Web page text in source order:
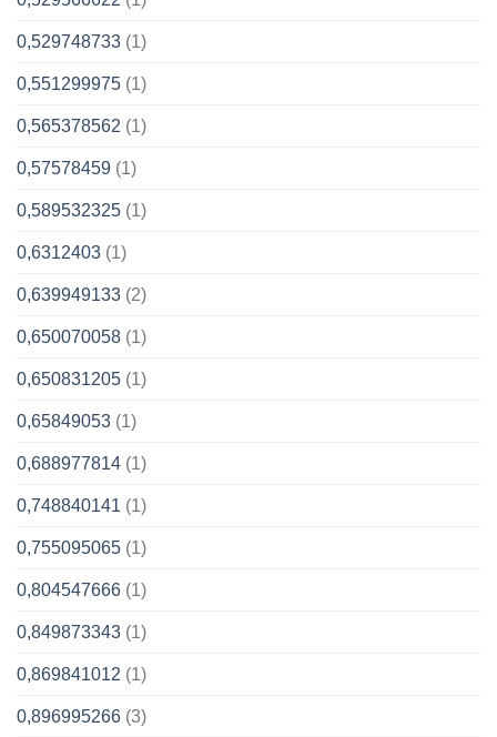
0,529748733 (1)
0,551299975 (1)
0,565378562 (1)
0,57578459 (1)
0,589532325 (1)
0,6312403 (1)
0,639949133 (2)
0,650070058 (1)
0,650831205 (1)
0,65849053 (1)
0,688977814 (1)
0,748840141 (1)
0,755095065 (1)
0,804547666 (1)
0,849873343 (1)
0,869841012 (1)
0,896995266 (3)